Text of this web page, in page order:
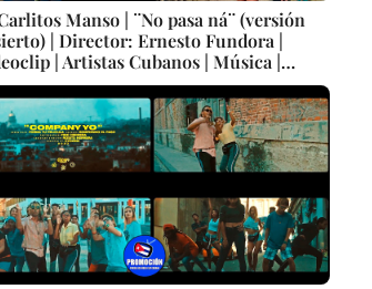
Manso | ¨No pasa ná¨ (versión
| Director: Ernesto Fundora |
| Artistas Cubanos | Música |
| MÉXICO - CUBA